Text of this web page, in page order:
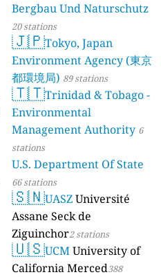
Bergbau Und Naturschutz
20 stations
🇯🇵Tokyo, Japan
Environment Agency (東京
都環境局) 89 stations
🇹🇹Trinidad & Tobago -
Environmental
Management Authority 6
stations
U.S. Department Of State
66 stations
🇸🇳UASZUniversité
Assane Seck de
Ziguinchor2 stations
🇺🇸UCMUniversity of
California Merced388